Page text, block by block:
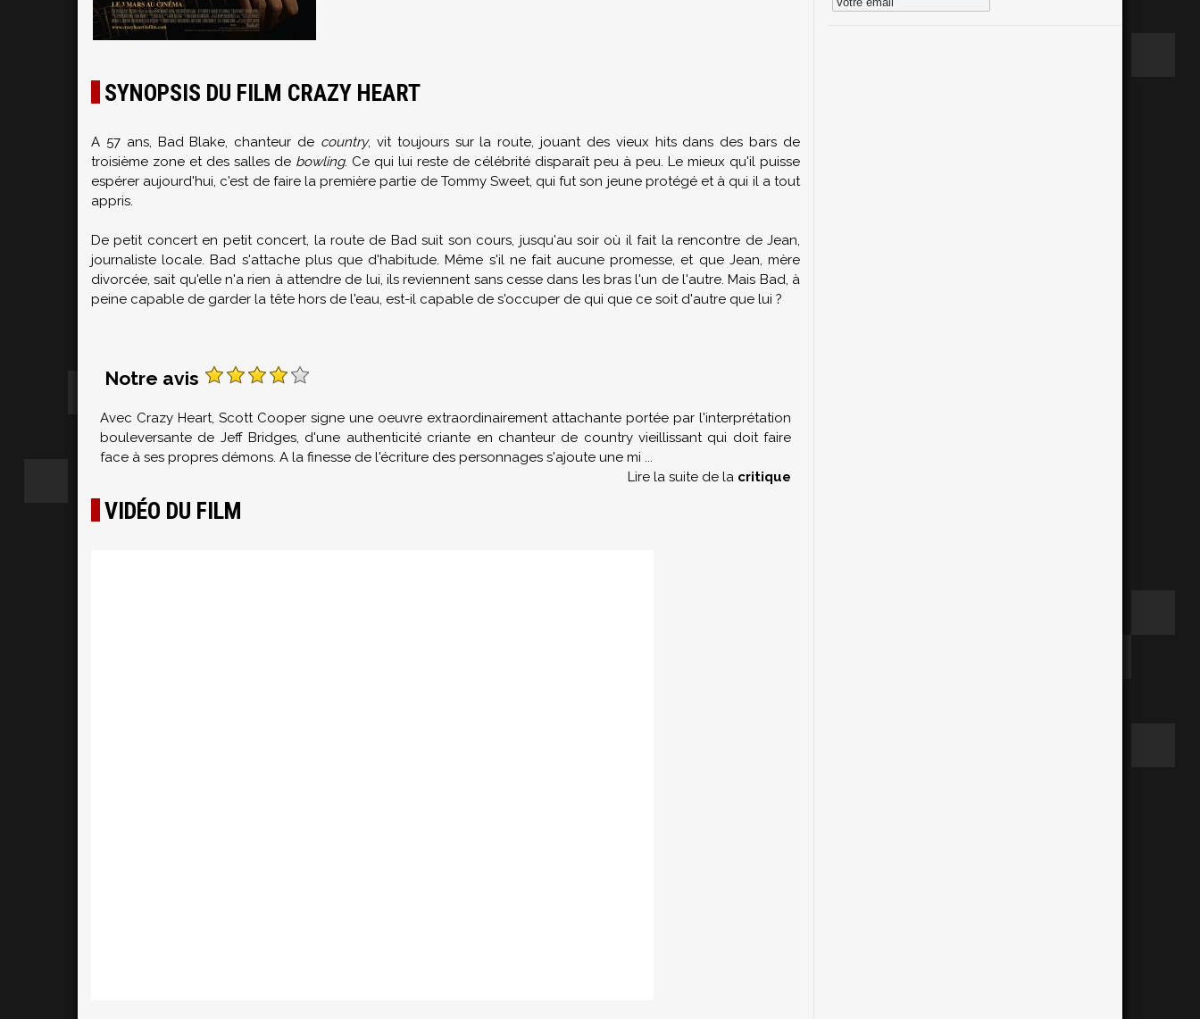
SYNOPSIS DU FILM CRAZY HEART
A 57 ans, Bad Blake, chanteur de country, vit toujours sur la route, jouant des vieux hits dans des bars de
troisième zone et des salles de bowling. Ce qui lui reste de célébrité disparaît peu à peu. Le mieux qu'il puisse
espérer aujourd'hui, c'est de faire la première partie de Tommy Sweet, qui fut son jeune protégé et à qui il a tout
appris.
De petit concert en petit concert, la route de Bad suit son cours, jusqu'au soir où il fait la rencontre de Jean,
journaliste locale. Bad s'attache plus que d'habitude. Même s'il ne fait aucune promesse, et que Jean, mère
divorcée, sait qu'elle n'a rien à attendre de lui, ils reviennent sans cesse dans les bras l'un de l'autre. Mais Bad, à
peine capable de garder la tête hors de l'eau, est-il capable de s'occuper de qui que ce soit d'autre que lui ?
Notre avis
Avec Crazy Heart, Scott Cooper signe une oeuvre extraordinairement attachante portée par l'interprétation
bouleversante de Jeff Bridges, d'une authenticité criante en chanteur de country vieillissant qui doit faire
face à ses propres démons. A la finesse de l'écriture des personnages s'ajoute une mi ...
Lire la suite de la critique
VIDÉO DU FILM